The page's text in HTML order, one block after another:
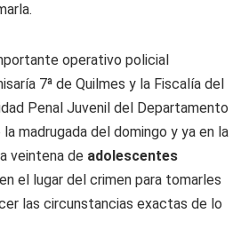
operativo policial
7ª de Quilmes y la Fiscalía del
Penal Juvenil del Departamento
madrugada del domingo y ya en la
veintena de adolescentes
el lugar del crimen para tomarles
las circunstancias exactas de lo